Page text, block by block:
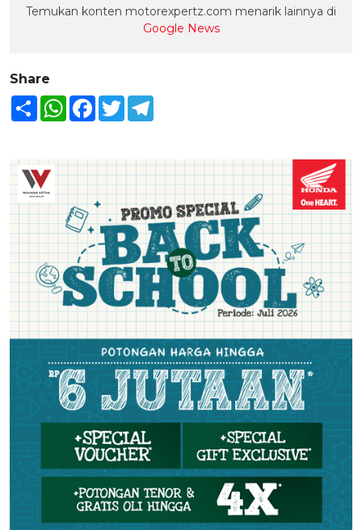
Temukan konten motorexpertz.com menarik lainnya di
Google News
Share
Share WhatsAppFacebook
Twitter